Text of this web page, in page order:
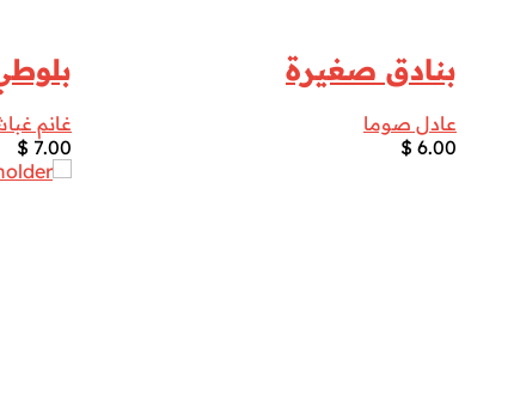
غانم
$ 7.00
بنادق صغيرة
عادل صوما
$ 6.00